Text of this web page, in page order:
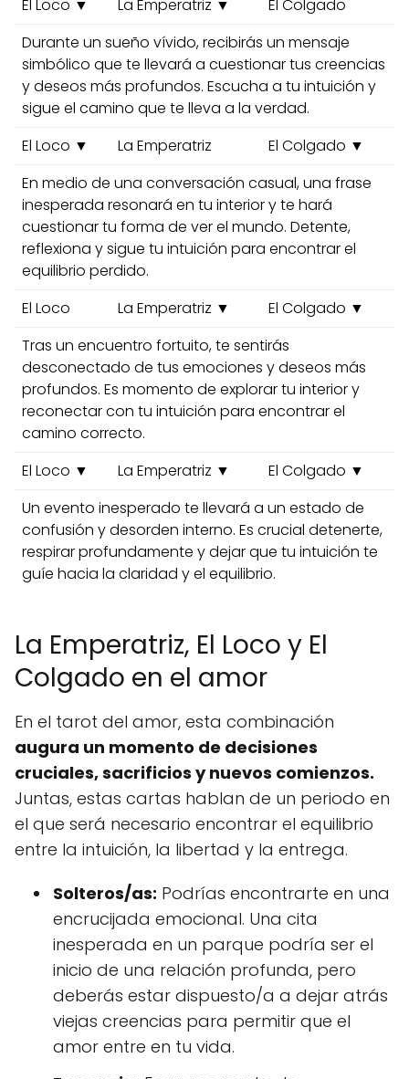
El Loco ▼ La Emperatriz ▼
El Colgado
Durante un sueño vívido, recibirás un mensaje
simbólico que te llevará a cuestionar tus creencias
y deseos más profundos. Escucha a tu intuición y
sigue el camino que te lleva a la verdad.
El Loco ▼
La Emperatriz
El Colgado ▼
En medio de una conversación casual, una frase
inesperada resonará en tu interior y te hará
cuestionar tu forma de ver el mundo. Detente,
reflexiona y sigue tu intuición para encontrar el
equilibrio perdido.
El Loco
La Emperatriz ▼
El Colgado ▼
Tras un encuentro fortuito, te sentirás
desconectado de tus emociones y deseos más
profundos. Es momento de explorar tu interior y
reconectar con tu intuición para encontrar el
camino correcto.
El Loco ▼
La Emperatriz ▼
El Colgado ▼
Un evento inesperado te llevará a un estado de
confusión y desorden interno. Es crucial detenerte,
respirar profundamente y dejar que tu intuición te
guíe hacia la claridad y el equilibrio.
La Emperatriz, El Loco y El
Colgado en el amor
En el tarot del amor, esta combinación
augura un momento de decisiones
cruciales, sacrificios y nuevos comienzos.
Juntas, estas cartas hablan de un periodo en
el que será necesario encontrar el equilibrio
entre la intuición, la libertad y la entrega.
Solteros/as: Podrías encontrarte en una
encrucijada emocional. Una cita
inesperada en un parque podría ser el
inicio de una relación profunda, pero
deberás estar dispuesto/a a dejar atrás
viejas creencias para permitir que el
amor entre en tu vida.